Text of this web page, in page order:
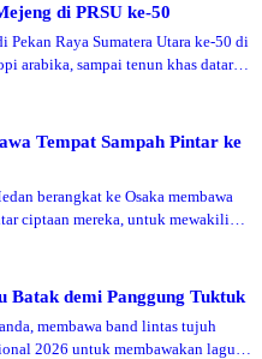
di PRSU ke-50
Raya Sumatera Utara ke-50 di
arabika, sampai tenun khas dataran
baru bagi petani dan pelaku
Tempat Sampah Pintar ke
berangkat ke Osaka membawa
ciptaan mereka, untuk mewakili
Expo 2026.
Batak demi Panggung Tuktuk
membawa band lintas tujuh
2026 untuk membawakan lagu